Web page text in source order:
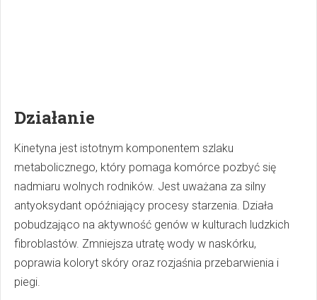
Działanie
Kinetyna jest istotnym komponentem szlaku
metabolicznego, który pomaga komórce pozbyć się
nadmiaru wolnych rodników. Jest uważana za silny
antyoksydant opóźniający procesy starzenia. Działa
pobudzająco na aktywność genów w kulturach ludzkich
fibroblastów. Zmniejsza utratę wody w naskórku,
poprawia koloryt skóry oraz rozjaśnia przebarwienia i
piegi.